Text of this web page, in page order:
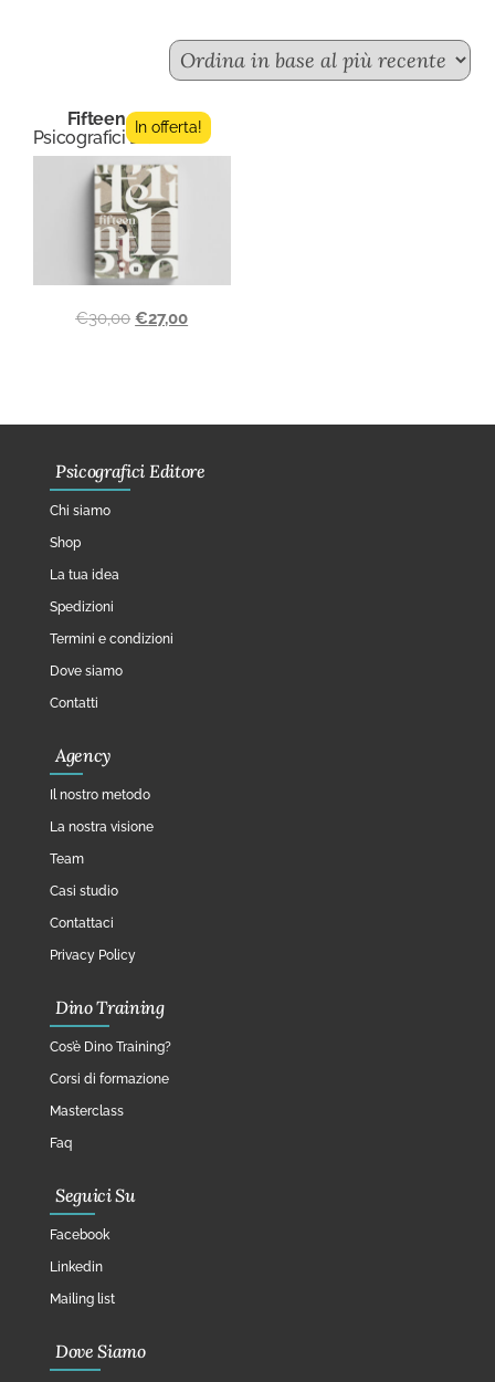
Fifteen n.4
Psicografici Editore
In offerta!
€30,00 €27,00
Psicografici Editore
Chi siamo
Shop
La tua idea
Spedizioni
Termini e condizioni
Dove siamo
Contatti
Agency
Il nostro metodo
La nostra visione
Team
Casi studio
Contattaci
Privacy Policy
Dino Training
Cos’è Dino Training?
Corsi di formazione
Masterclass
Faq
Seguici Su
Facebook
Linkedin
Mailing list
Dove Siamo